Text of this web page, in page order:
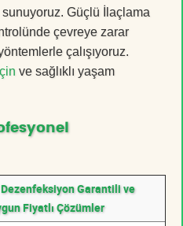
Güçlü İlaçlama
çevreye zarar
çalışıyoruz.
ve sağlıklı yaşam
Dezenfeksiyon Garantili ve
Fiyatlı Çözümler